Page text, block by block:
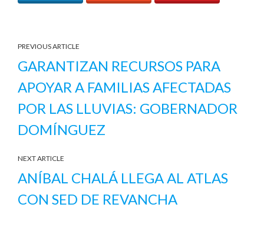
PREVIOUS ARTICLE
GARANTIZAN RECURSOS PARA
APOYAR A FAMILIAS AFECTADAS
POR LAS LLUVIAS: GOBERNADOR
DOMÍNGUEZ
NEXT ARTICLE
ANÍBAL CHALÁ LLEGA AL ATLAS
CON SED DE REVANCHA